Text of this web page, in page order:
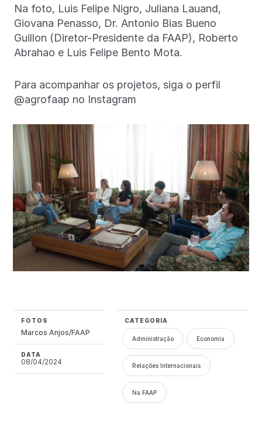
Na foto, Luis Felipe Nigro, Juliana Lauand,
Giovana Penasso, Dr. Antonio Bias Bueno
Guillon (Diretor-Presidente da FAAP), Roberto
Abrahao e Luis Felipe Bento Mota.
Para acompanhar os projetos, siga o perfil
@agrofaap no Instagram
FOTOS
Marcos Anjos/FAAP
DATA
08/04/2024
CATEGORIA
Administração Economia
Relações Internacionais
Na FAAP